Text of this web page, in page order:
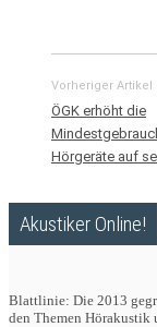
Vorheriger Artikel
ÖGK erhöht die
Hörgeräte auf
Akustiker Online!
Blattlinie: Die 2013
den Themen Hörakustik